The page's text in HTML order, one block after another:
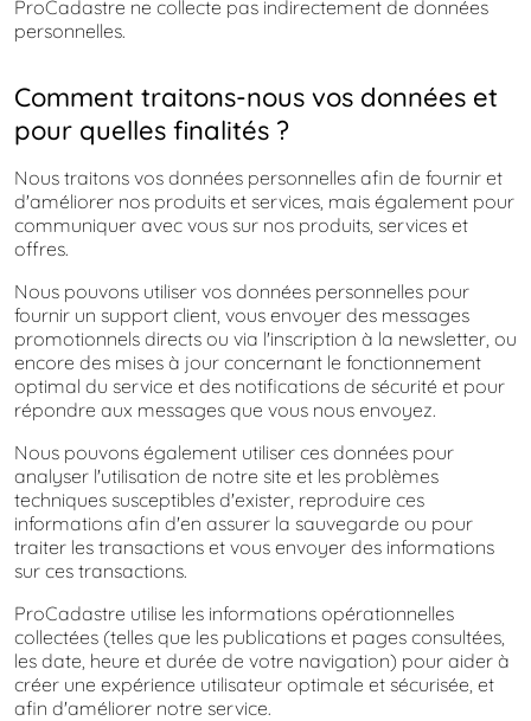
ProCadastre ne collecte pas indirectement de données
personnelles.
Comment traitons-nous vos données et
pour quelles finalités ?
Nous traitons vos données personnelles afin de fournir et
d'améliorer nos produits et services, mais également pour
communiquer avec vous sur nos produits, services et
offres.
Nous pouvons utiliser vos données personnelles pour
fournir un support client, vous envoyer des messages
promotionnels directs ou via l'inscription à la newsletter, ou
encore des mises à jour concernant le fonctionnement
optimal du service et des notifications de sécurité et pour
répondre aux messages que vous nous envoyez.
Nous pouvons également utiliser ces données pour
analyser l'utilisation de notre site et les problèmes
techniques susceptibles d'exister, reproduire ces
informations afin d'en assurer la sauvegarde ou pour
traiter les transactions et vous envoyer des informations
sur ces transactions.
ProCadastre utilise les informations opérationnelles
collectées (telles que les publications et pages consultées,
les date, heure et durée de votre navigation) pour aider à
créer une expérience utilisateur optimale et sécurisée, et
afin d'améliorer notre service.